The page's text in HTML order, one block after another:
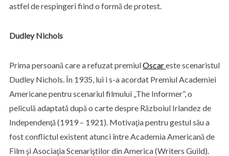
astfel de respingeri fiind o formă de protest.
Dudley Nichols
Prima persoană care a refuzat premiulOscareste scenaristul
Dudley Nichols. În 1935, lui i s-a acordat Premiul Academiei
Americane pentru scenariul filmului „The Informer”, o
peliculă adaptată după o carte despre Războiul Irlandez de
Independenţă (1919 – 1921). Motivaţia pentru gestul său a
fost conflictul existent atunci între Academia Americană de
Film şi Asociaţia Scenariştilor din America (Writers Guild).